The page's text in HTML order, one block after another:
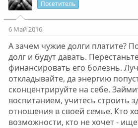
Посетитель
6 Май 2016
А зачем чужие долги платите?
долг и будут давать.
финансировать его болезнь.
откладывайте, да энергию
сконцентрируйте на себе.
воспитанием, учитесь строить
отношения в своей семье. Кто
возможности, кто не хочет -